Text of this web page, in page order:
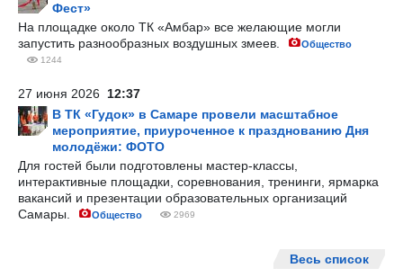
Фест»
На площадке около ТК «Амбар» все желающие могли
запустить разнообразных воздушных змеев.
Общество
1244
27 июня 2026 12:37
В ТК «Гудок» в Самаре провели масштабное
мероприятие, приуроченное к празднованию Дня
молодёжи: ФОТО
Для гостей были подготовлены мастер-классы,
интерактивные площадки, соревнования, тренинги, ярмарка
вакансий и презентации образовательных организаций
Самары.
Общество 2969
Весь список